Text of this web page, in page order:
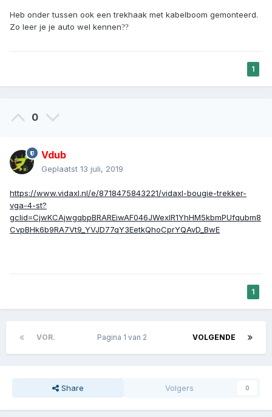
Heb onder tussen ook een trekhaak met kabelboom gemonteerd.
Zo leer je je auto wel kennen??
1
0
Vdub
Geplaatst 13 juli, 2019
https://www.vidaxl.nl/e/8718475843221/vidaxl-bougie-trekker-
vga-4-st?
gclid=CjwKCAjwgqbpBRAREiwAF046JWexIR1YhHM5kbmPUfqubm8
CvpBHk6b9RA7Vt9_YVJD77qY3EetkQhoCprYQAvD_BwE
1
VOR. VOLGENDE
Pagina 1 van 2
Share Volgers 0